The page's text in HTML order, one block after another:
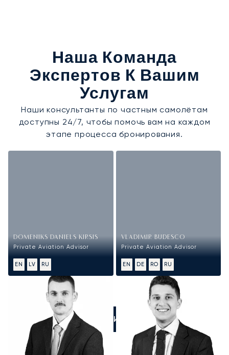
Наша Команда
Экспертов К Вашим
Услугам
Наши консультанты по частным самолётам
доступны 24/7, чтобы помочь вам на каждом
этапе процесса бронирования.
DOMENIKS DANIELS KIRSIS
Private Aviation Advisor
EN LV RU
VLADIMIR BUDESCO
Private Aviation Advisor
EN DE RO RU
ПОЗВОНИТЕ НАМ